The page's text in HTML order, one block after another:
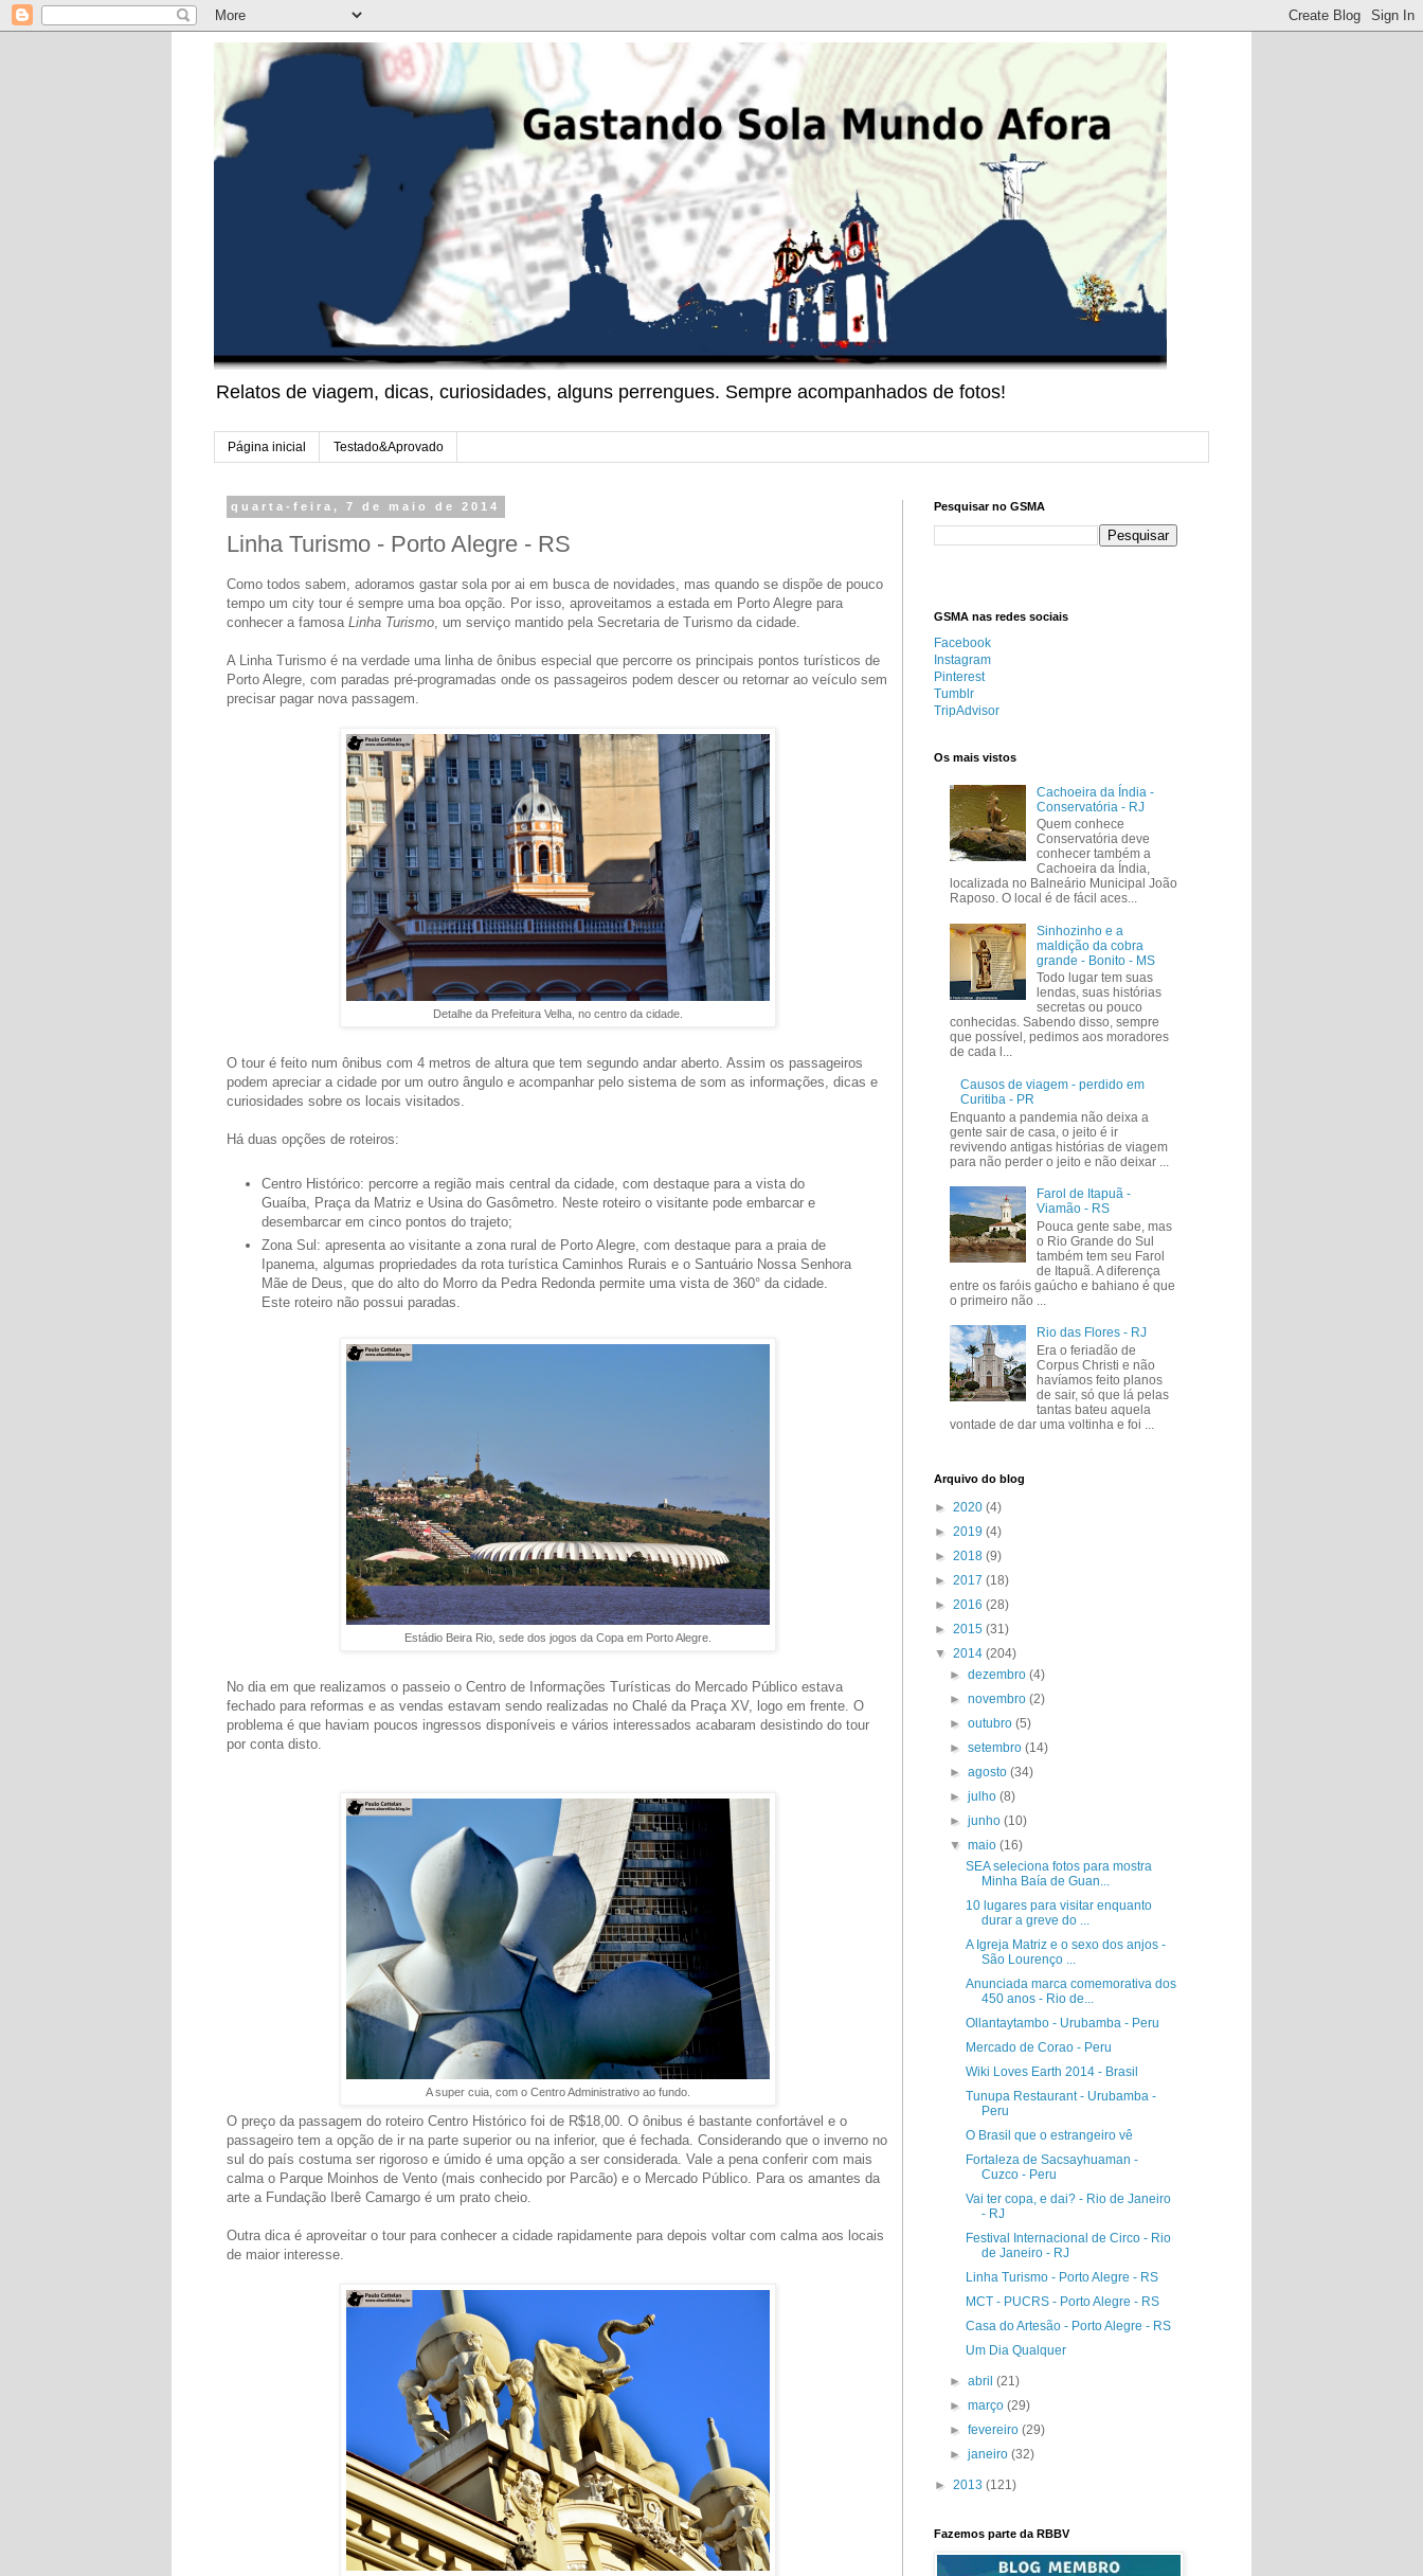
Relatos de viagem, dicas, curiosidades, alguns perrengues. Sempre acompanhados de fotos!
Página inicial Testado&Aprovado
quarta-feira, 7 de maio de 2014
Linha Turismo - Porto Alegre - RS
Como todos sabem, adoramos gastar sola por ai em busca de novidades, mas quando se dispõe de pouco
tempo um city tour é sempre uma boa opção. Por isso, aproveitamos a estada em Porto Alegre para
conhecer a famosa Linha Turismo, um serviço mantido pela Secretaria de Turismo da cidade.
A Linha Turismo é na verdade uma linha de ônibus especial que percorre os principais pontos turísticos de
Porto Alegre, com paradas pré-programadas onde os passageiros podem descer ou retornar ao veículo sem
precisar pagar nova passagem.
Detalhe da Prefeitura Velha, no centro da cidade.
O tour é feito num ônibus com 4 metros de altura que tem segundo andar aberto. Assim os passageiros
podem apreciar a cidade por um outro ângulo e acompanhar pelo sistema de som as informações, dicas e
curiosidades sobre os locais visitados.
Há duas opções de roteiros:
Centro Histórico: percorre a região mais central da cidade, com destaque para a vista do
Guaíba, Praça da Matriz e Usina do Gasômetro. Neste roteiro o visitante pode embarcar e
desembarcar em cinco pontos do trajeto;
Zona Sul: apresenta ao visitante a zona rural de Porto Alegre, com destaque para a praia de
Ipanema, algumas propriedades da rota turística Caminhos Rurais e o Santuário Nossa Senhora
Mãe de Deus, que do alto do Morro da Pedra Redonda permite uma vista de 360° da cidade.
Este roteiro não possui paradas.
Estádio Beira Rio, sede dos jogos da Copa em Porto Alegre.
No dia em que realizamos o passeio o Centro de Informações Turísticas do Mercado Público estava
fechado para reformas e as vendas estavam sendo realizadas no Chalé da Praça XV, logo em frente. O
problema é que haviam poucos ingressos disponíveis e vários interessados acabaram desistindo do tour
por conta disto.
A super cuia, com o Centro Administrativo ao fundo.
O preço da passagem do roteiro Centro Histórico foi de R$18,00. O ônibus é bastante confortável e o
passageiro tem a opção de ir na parte superior ou na inferior, que é fechada. Considerando que o inverno no
sul do país costuma ser rigoroso e úmido é uma opção a ser considerada. Vale a pena conferir com mais
calma o Parque Moinhos de Vento (mais conhecido por Parcão) e o Mercado Público. Para os amantes da
arte a Fundação Iberê Camargo é um prato cheio.
Outra dica é aproveitar o tour para conhecer a cidade rapidamente para depois voltar com calma aos locais
de maior interesse.
Pesquisar no GSMA
GSMA nas redes sociais
Facebook
Instagram
Pinterest
Tumblr
TripAdvisor
Os mais vistos
Cachoeira da Índia -
Conservatória - RJ
Quem conhece
Conservatória deve
conhecer também a
Cachoeira da Índia,
localizada no Balneário Municipal João
Raposo. O local é de fácil aces...
Sinhozinho e a
maldição da cobra
grande - Bonito - MS
Todo lugar tem suas
lendas, suas histórias
secretas ou pouco
conhecidas. Sabendo disso, sempre
que possível, pedimos aos moradores
de cada l...
Causos de viagem - perdido em
Curitiba - PR
Enquanto a pandemia não deixa a
gente sair de casa, o jeito é ir
revivendo antigas histórias de viagem
para não perder o jeito e não deixar ...
Farol de Itapuã -
Viamão - RS
Pouca gente sabe, mas
o Rio Grande do Sul
também tem seu Farol
de Itapuã. A diferença
entre os faróis gaúcho e bahiano é que
o primeiro não ...
Rio das Flores - RJ
Era o feriadão de
Corpus Christi e não
havíamos feito planos
de sair, só que lá pelas
tantas bateu aquela
vontade de dar uma voltinha e foi ...
Arquivo do blog
► 2020 (4)
► 2019 (4)
► 2018 (9)
► 2017 (18)
► 2016 (28)
► 2015 (31)
▼ 2014 (204)
►dezembro(4)
►novembro(2)
►outubro(5)
►setembro(14)
►agosto(34)
►julho(8)
►junho(10)
▼maio(16)
SEA seleciona fotos para mostra
Minha Baía de Guan...
10 lugares para visitar enquanto
durar a greve do ...
A Igreja Matriz e o sexo dos anjos -
São Lourenço ...
Anunciada marca comemorativa dos
450 anos - Rio de...
Ollantaytambo - Urubamba - Peru
Mercado de Corao - Peru
Wiki Loves Earth 2014 - Brasil
Tunupa Restaurant - Urubamba -
Peru
O Brasil que o estrangeiro vê
Fortaleza de Sacsayhuaman -
Cuzco - Peru
Vai ter copa, e dai? - Rio de Janeiro
- RJ
Festival Internacional de Circo - Rio
de Janeiro - RJ
Linha Turismo - Porto Alegre - RS
MCT - PUCRS - Porto Alegre - RS
Casa do Artesão - Porto Alegre - RS
Um Dia Qualquer
►abril(21)
►março(29)
►fevereiro(29)
►janeiro(32)
► 2013 (121)
Fazemos parte da RBBV